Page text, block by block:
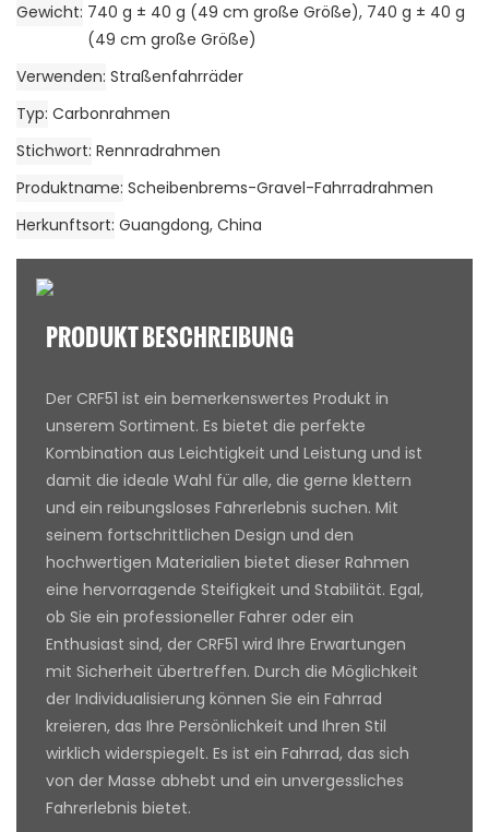
Gewicht 740 g ± 40 g (49 cm große Größe), 740 g ± 40 g
(49 cm große Größe)
Verwenden Straßenfahrräder
Typ Carbonrahmen
Stichwort Rennradrahmen
Produktname Scheibenbrems-Gravel-Fahrradrahmen
Herkunftsort Guangdong, China
PRODUKT BESCHREIBUNG
Der CRF51 ist ein bemerkenswertes Produkt in
unserem Sortiment. Es bietet die perfekte
Kombination aus Leichtigkeit und Leistung und ist
damit die ideale Wahl für alle, die gerne klettern
und ein reibungsloses Fahrerlebnis suchen. Mit
seinem fortschrittlichen Design und den
hochwertigen Materialien bietet dieser Rahmen
eine hervorragende Steifigkeit und Stabilität. Egal,
ob Sie ein professioneller Fahrer oder ein
Enthusiast sind, der CRF51 wird Ihre Erwartungen
mit Sicherheit übertreffen. Durch die Möglichkeit
der Individualisierung können Sie ein Fahrrad
kreieren, das Ihre Persönlichkeit und Ihren Stil
wirklich widerspiegelt. Es ist ein Fahrrad, das sich
von der Masse abhebt und ein unvergessliches
Fahrerlebnis bietet.